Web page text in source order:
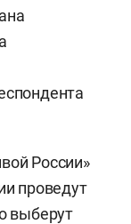
России»
проведут
выберут